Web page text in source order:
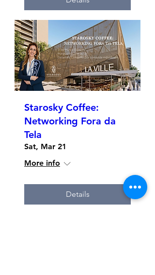
Starosky Coffee:
Networking Fora da
Tela
Sat, Mar 21
More info
Details